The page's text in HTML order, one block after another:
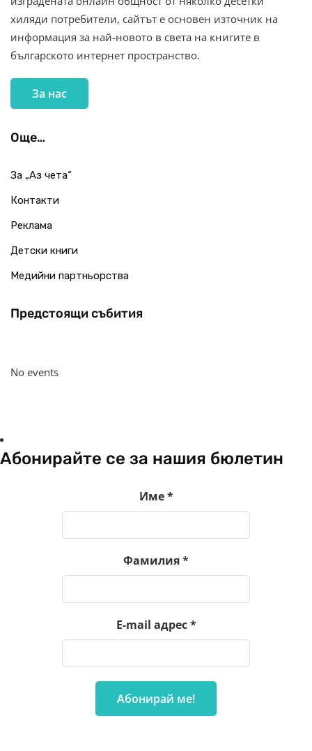
хиляди потребители, сайтът е основен източник на
информация за най-новото в света на книгите в
българското интернет пространство.
За нас
Още…
За „Аз чета“
Контакти
Реклама
Детски книги
Медийни партньорства
Предстоящи събития
No events
Абонирайте се за нашия бюлетин
Име*
Фамилия*
E-mail адрес*